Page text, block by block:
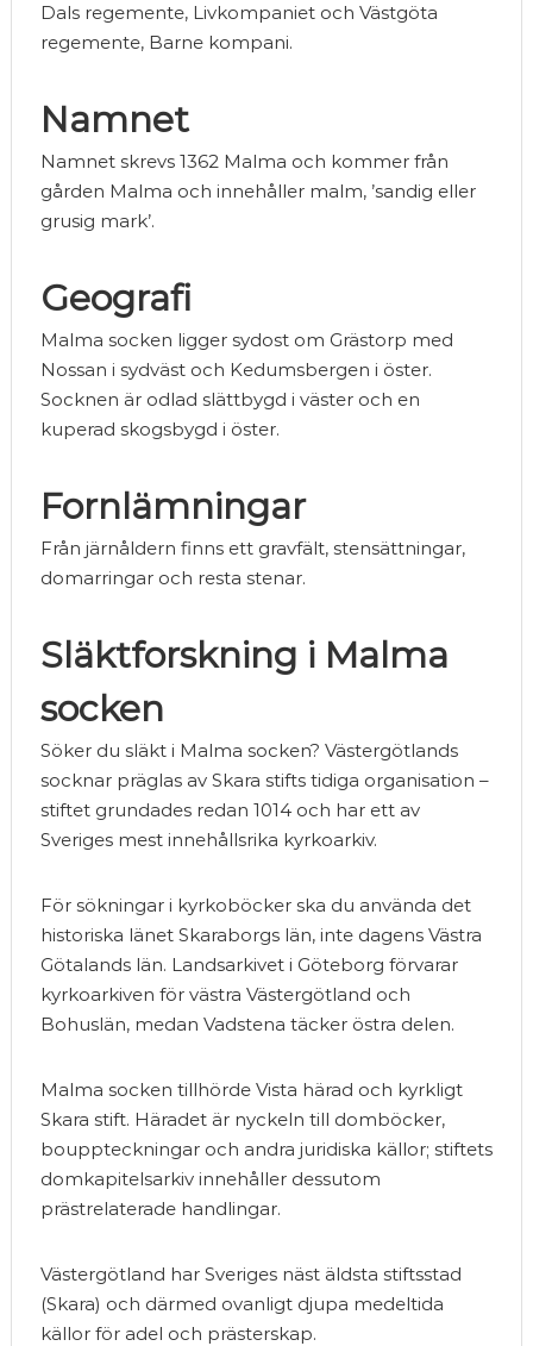
Dals regemente, Livkompaniet och Västgöta
regemente, Barne kompani.
Namnet
Namnet skrevs 1362 Malma och kommer från
gården Malma och innehåller malm, ’sandig eller
grusig mark’.
Geografi
Malma socken ligger sydost om Grästorp med
Nossan i sydväst och Kedumsbergen i öster.
Socknen är odlad slättbygd i väster och en
kuperad skogsbygd i öster.
Fornlämningar
Från järnåldern finns ett gravfält, stensättningar,
domarringar och resta stenar.
Släktforskning i Malma
socken
Söker du släkt i Malma socken? Västergötlands
socknar präglas av Skara stifts tidiga organisation –
stiftet grundades redan 1014 och har ett av
Sveriges mest innehållsrika kyrkoarkiv.
För sökningar i kyrkoböcker ska du använda det
historiska länet Skaraborgs län, inte dagens Västra
Götalands län. Landsarkivet i Göteborg förvarar
kyrkoarkiven för västra Västergötland och
Bohuslän, medan Vadstena täcker östra delen.
Malma socken tillhörde Vista härad och kyrkligt
Skara stift. Häradet är nyckeln till domböcker,
bouppteckningar och andra juridiska källor; stiftets
domkapitelsarkiv innehåller dessutom
prästrelaterade handlingar.
Västergötland har Sveriges näst äldsta stiftsstad
(Skara) och därmed ovanligt djupa medeltida
källor för adel och prästerskap.